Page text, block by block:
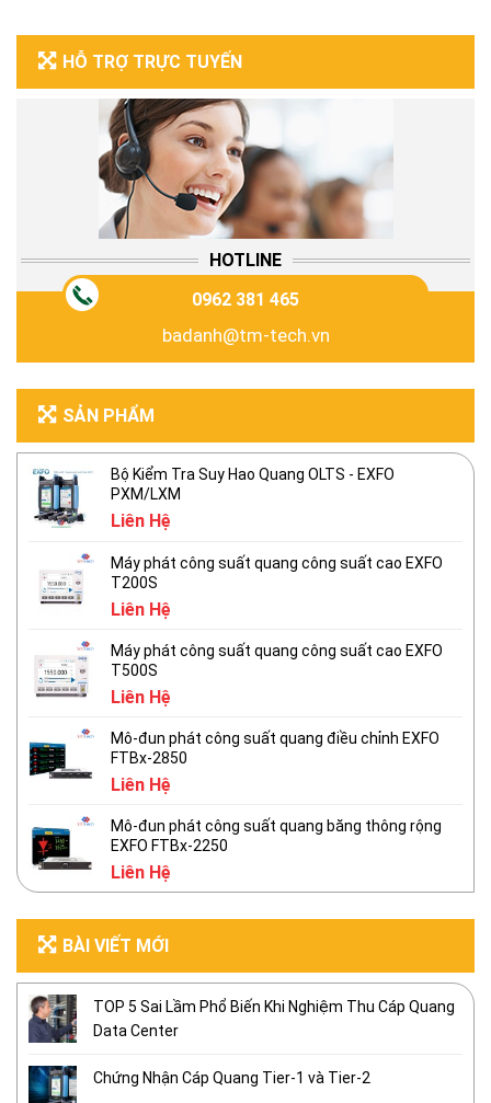
HỖ TRỢ TRỰC TUYẾN
HOTLINE
0962 381 465
badanh@tm-tech.vn
SẢN PHẨM
Bộ Kiểm Tra Suy Hao Quang OLTS - EXFO
PXM/LXM
Liên Hệ
Máy phát công suất quang công suất cao EXFO
T200S
Liên Hệ
Máy phát công suất quang công suất cao EXFO
T500S
Liên Hệ
Mô-đun phát công suất quang điều chỉnh EXFO
FTBx-2850
Liên Hệ
Mô-đun phát công suất quang băng thông rộng
EXFO FTBx-2250
Liên Hệ
BÀI VIẾT MỚI
TOP 5 Sai Lầm Phổ Biến Khi Nghiệm Thu Cáp Quang
Data Center
Chứng Nhận Cáp Quang Tier-1 và Tier-2